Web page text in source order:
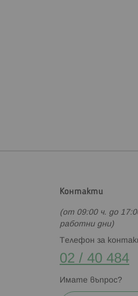
Контакти
(от 09:00 ч. до
работни дни)
Телефон за
02 / 40 484
Имате въпрос?